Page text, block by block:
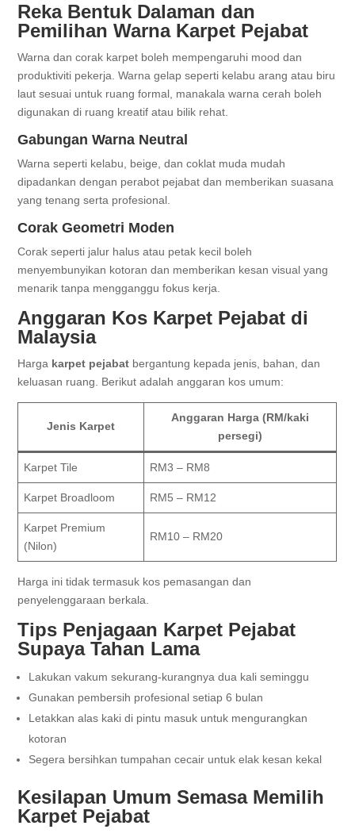
Reka Bentuk Dalaman dan
Pemilihan Warna Karpet Pejabat
Warna dan corak karpet boleh mempengaruhi mood dan
produktiviti pekerja. Warna gelap seperti kelabu arang atau biru
laut sesuai untuk ruang formal, manakala warna cerah boleh
digunakan di ruang kreatif atau bilik rehat.
Gabungan Warna Neutral
Warna seperti kelabu, beige, dan coklat muda mudah
dipadankan dengan perabot pejabat dan memberikan suasana
yang tenang serta profesional.
Corak Geometri Moden
Corak seperti jalur halus atau petak kecil boleh
menyembunyikan kotoran dan memberikan kesan visual yang
menarik tanpa mengganggu fokus kerja.
Anggaran Kos Karpet Pejabat di
Malaysia
Harga karpet pejabat bergantung kepada jenis, bahan, dan
keluasan ruang. Berikut adalah anggaran kos umum:
Jenis Karpet
Anggaran Harga (RM/kaki
persegi)
Karpet Tile RM3 – RM8
Karpet Broadloom RM5 – RM12
Karpet Premium
(Nilon)
RM10 – RM20
Harga ini tidak termasuk kos pemasangan dan
penyelenggaraan berkala.
Tips Penjagaan Karpet Pejabat
Supaya Tahan Lama
Lakukan vakum sekurang-kurangnya dua kali seminggu
Gunakan pembersih profesional setiap 6 bulan
Letakkan alas kaki di pintu masuk untuk mengurangkan
kotoran
Segera bersihkan tumpahan cecair untuk elak kesan kekal
Kesilapan Umum Semasa Memilih
Karpet Pejabat